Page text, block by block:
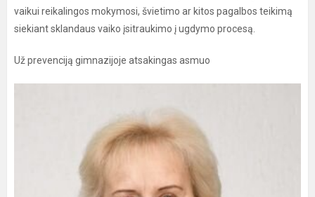
vaikui reikalingos mokymosi, švietimo ar kitos pagalbos teikimą
siekiant sklandaus vaiko įsitraukimo į ugdymo procesą.
Už prevenciją gimnazijoje atsakingas asmuo